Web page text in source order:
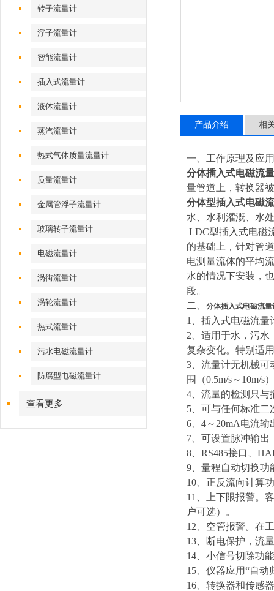
转子流量计
浮子流量计
智能流量计
插入式流量计
液体流量计
蒸汽流量计
热式气体质量流量计
质量流量计
金属管浮子流量计
玻璃转子流量计
电磁流量计
涡街流量计
涡轮流量计
热式流量计
污水电磁流量计
防腐型电磁流量计
查看更多
产品介绍 相
一、工作原理及应用
分体插入式电磁流
量管道上，转换器
分体型插入式电磁
水、水利灌溉、水
LDC型插入式电磁
的基础上，针对管
电测量流体的平均
水的情况下安装，
段。
二、
分体插入式电磁流量
1
、插入式电磁流
2 、适用于水，污
复杂变化。特别适
3 、流量计无机械
围（0.5m/s～10m/s
4 、流量的检测只
5 、可与任何标准
6 、4～20mA电流输
7 、可设置脉冲输出
8 、RS485接口、
9 、量程自动切换
10 、正反流向计算
11
、上下限报警。
户可选）。
12 、空管报警。在
13 、断电保护，流
14 、小信号切除功
15 、仪器应用“自
16 、转换器和传感